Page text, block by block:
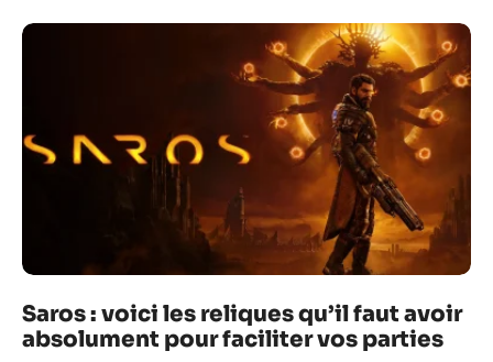
Saros : voici les reliques qu’il faut avoir
absolument pour faciliter vos parties